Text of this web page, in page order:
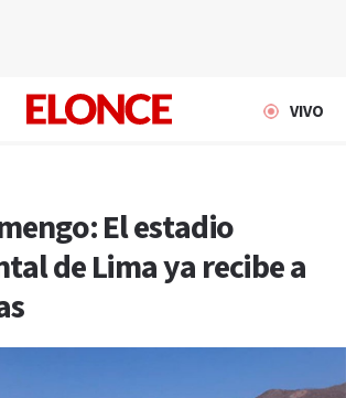
VIVO
El estadio
de Lima ya recibe a